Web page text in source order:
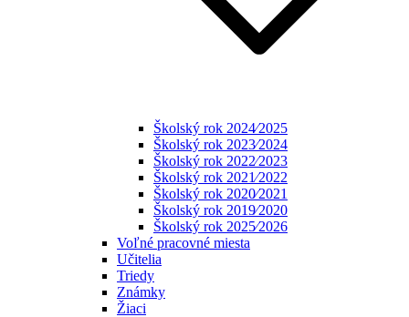
Školský rok 2024⁄2025
Školský rok 2023⁄2024
Školský rok 2022⁄2023
Školský rok 2021⁄2022
Školský rok 2020⁄2021
Školský rok 2019⁄2020
Školský rok 2025⁄2026
Voľné pracovné miesta
Učitelia
Triedy
Známky
Žiaci